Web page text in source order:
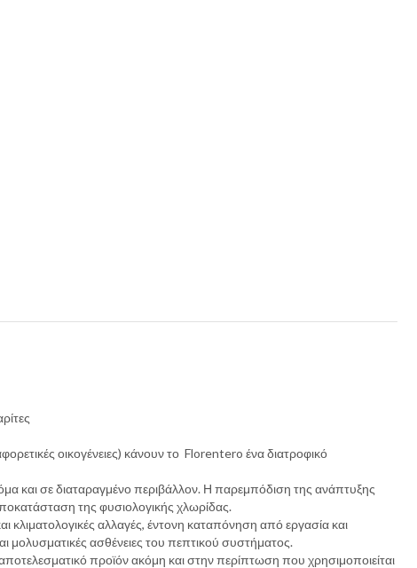
οικογένειες) κάνουν το Florentero ένα διατροφικό
και σε διαταραγμένο περιβάλλον. Η παρεμπόδιση της ανάπτυξης
της φυσιολογικής χλωρίδας.
κλιματολογικές αλλαγές, έντονη καταπόνηση από εργασία και
μολυσματικές ασθένειες του πεπτικού συστήματος.
προϊόν ακόμη και στην περίπτωση που χρησιμοποιείται